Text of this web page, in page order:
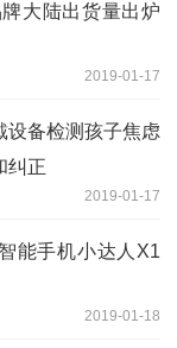
大陆出货量出炉
2019-01-17
设备检测孩子焦虑
纠正
2019-01-17
能手机小达人X1
2019-01-18